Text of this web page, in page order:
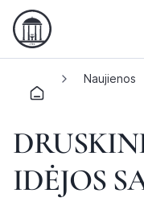
Naujienos
IDĖJOS